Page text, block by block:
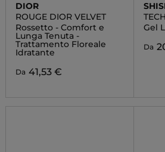
DIOR
ROUGE DIOR VELVET
Rossetto - Comfort e
Lunga Tenuta -
Trattamento Floreale
Idratante
Da 41,53 €
Gel
Da